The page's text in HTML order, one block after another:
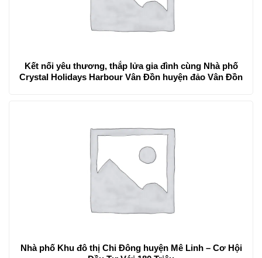
Kết nối yêu thương, thắp lửa gia đình cùng Nhà phố
Crystal Holidays Harbour Vân Đồn huyện đảo Vân Đồn
Nhà phố Khu đô thị Chi Đông huyện Mê Linh – Cơ Hội